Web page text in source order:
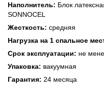
Наполнитель: Блок
SONNOCEL
Жесткость: средняя
Нагрузка на 1 спальное
Срок эксплуатации: не
Упаковка: вакуумная
Гарантия: 24 месяца